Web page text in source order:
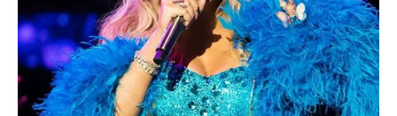
Повернувшись додому, я відчула неймовірне полегшення.
Я не збиралася мститися, я просто хотіла захистити своє.
Я зайшла в хату і побачила, як Ігор з Галиною сидять у
вітальні й п’ють червоненьке. З моїх келихів.
— О, з’явилася, — кинув Ігор. — Ми тут вирішили, що в цій